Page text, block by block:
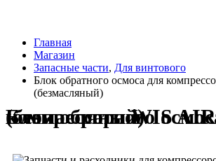
Главная
Магазин
Запасные части, Для винтового
Блок обратного осмоса для
(безмасляный)
Блок обратного осмоса для компрессора WIS AIR (безмасляный)